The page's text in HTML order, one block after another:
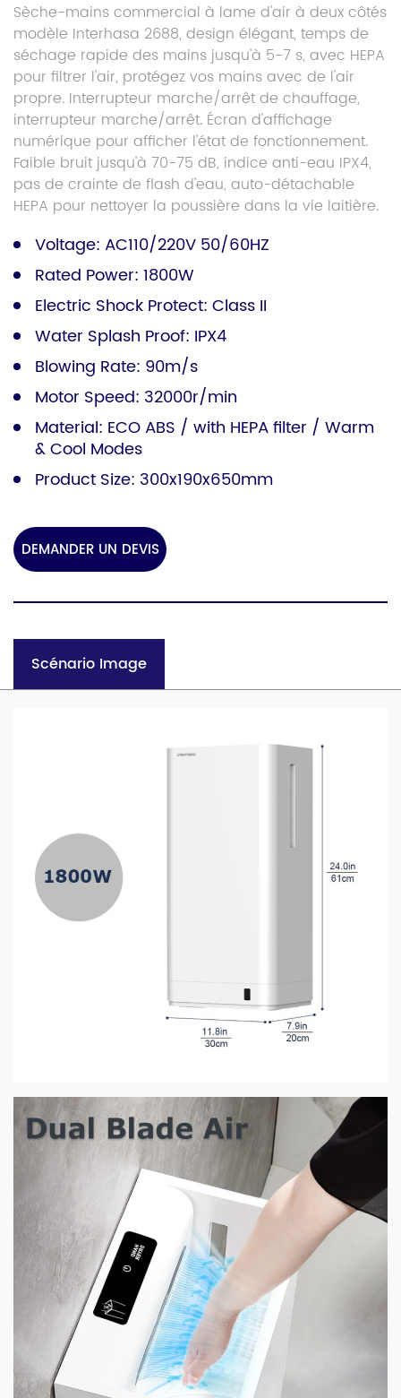
Sèche-mains commercial à lame d'air à deux côtés
modèle Interhasa 2688, design élégant, temps de
séchage rapide des mains jusqu'à 5-7 s, avec HEPA
pour filtrer l'air, protégez vos mains avec de l'air
propre. Interrupteur marche/arrêt de chauffage,
interrupteur marche/arrêt. Écran d'affichage
numérique pour afficher l'état de fonctionnement.
Faible bruit jusqu'à 70-75 dB, indice anti-eau IPX4,
pas de crainte de flash d'eau, auto-détachable
HEPA pour nettoyer la poussière dans la vie laitière.
Voltage: AC110/220V 50/60HZ
Rated Power: 1800W
Electric Shock Protect: Class II
Water Splash Proof: IPX4
Blowing Rate: 90m/s
Motor Speed: 32000r/min
Material: ECO ABS / with HEPA filter / Warm
& Cool Modes
Product Size: 300x190x650mm
DEMANDER UN DEVIS
Scénario Image